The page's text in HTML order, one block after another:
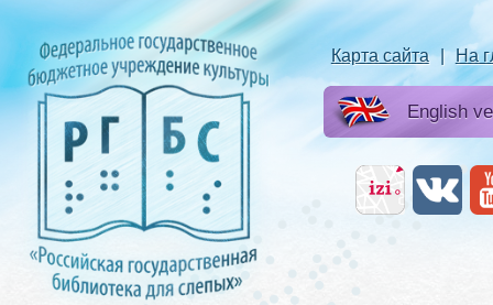
Карта сайта | На
English